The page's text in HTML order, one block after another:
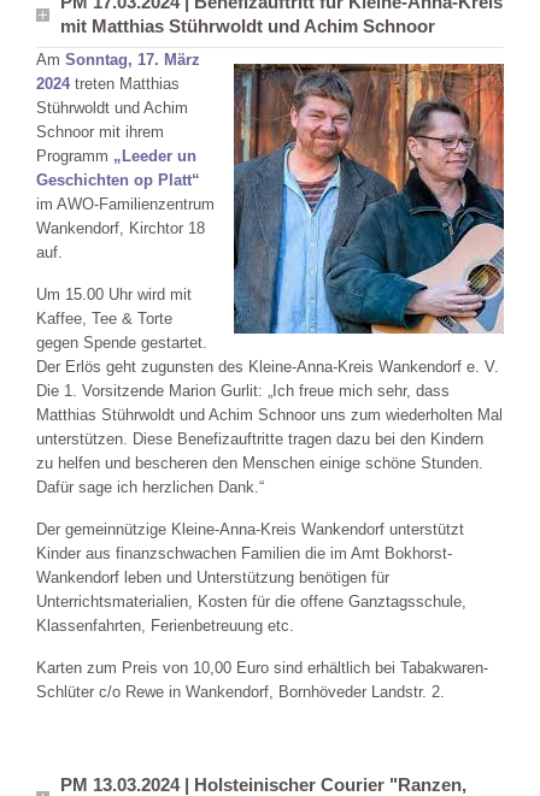
mit Matthias Stührwoldt und Achim Schnoor
Am Sonntag, 17. März
2024 treten Matthias
Stührwoldt und Achim
Schnoor mit ihrem
Programm „Leeder un
Geschichten op Platt“
im AWO-Familienzentrum
Wankendorf, Kirchtor 18
auf.
Um 15.00 Uhr wird mit
Kaffee, Tee & Torte
gegen Spende gestartet.
Der Erlös geht zugunsten des Kleine-Anna-Kreis Wankendorf e. V.
Die 1. Vorsitzende Marion Gurlit: „Ich freue mich sehr, dass
Matthias Stührwoldt und Achim Schnoor uns zum wiederholten Mal
unterstützen. Diese Benefizauftritte tragen dazu bei den Kindern
zu helfen und bescheren den Menschen einige schöne Stunden.
Dafür sage ich herzlichen Dank.“
Der gemeinnützige Kleine-Anna-Kreis Wankendorf unterstützt
Kinder aus finanzschwachen Familien die im Amt Bokhorst-
Wankendorf leben und Unterstützung benötigen für
Unterrichtsmaterialien, Kosten für die offene Ganztagsschule,
Klassenfahrten, Ferienbetreuung etc.
Karten zum Preis von 10,00 Euro sind erhältlich bei Tabakwaren-
Schlüter c/o Rewe in Wankendorf, Bornhöveder Landstr. 2.
PM 13.03.2024 | Holsteinischer Courier "Ranzen,